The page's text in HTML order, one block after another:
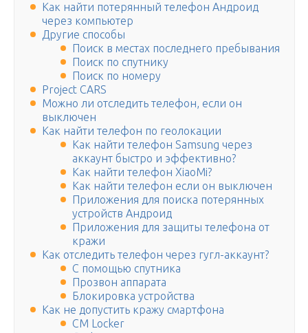
Как найти потерянный телефон Андроид
через компьютер
Другие способы
Поиск в местах последнего пребывания
Поиск по спутнику
Поиск по номеру
Project CARS
Можно ли отследить телефон, если он
выключен
Как найти телефон по геолокации
Как найти телефон Samsung через
аккаунт быстро и эффективно?
Как найти телефон XiaoMi?
Как найти телефон если он выключен
Приложения для поиска потерянных
устройств Андроид
Приложения для защиты телефона от
кражи
Как отследить телефон через гугл-аккаунт?
С помощью спутника
Прозвон аппарата
Блокировка устройства
Как не допустить кражу смартфона
CM Locker